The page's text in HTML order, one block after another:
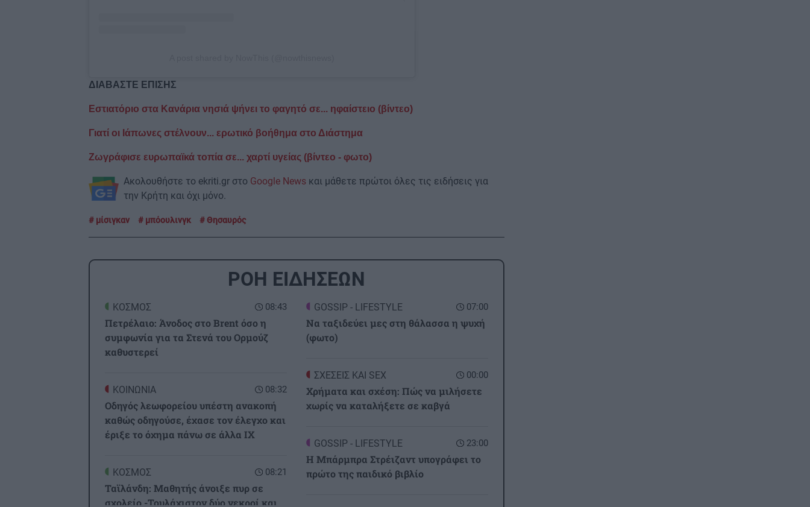
ΔΙΑΒΑΣΤΕ ΕΠΙΣΗΣ
Εστιατόριο στα Κανάρια νησιά ψήνει το φαγητό σε... ηφαίστειο (βίντεο)
Γιατί οι Ιάπωνες στέλνουν... ερωτικό βοήθημα στο Διάστημα
Ζωγράφισε ευρωπαϊκά τοπία σε... χαρτί υγείας (βίντεο - φωτο)
Ακολουθήστε το ekriti.gr στο Google News και μάθετε πρώτοι όλες τις ειδήσεις για
την Κρήτη και όχι μόνο.
μίσιγκαν μπόουλινγκ Θησαυρός
ΡΟΗ ΕΙΔΗΣΕΩΝ
08:43
ΚΟΣΜΟΣ
Πετρέλαιο: Άνοδος στο Brent όσο η
συμφωνία για τα Στενά του Ορμούζ
καθυστερεί
08:32
ΚΟΙΝΩΝΙΑ
Οδηγός λεωφορείου υπέστη ανακοπή
καθώς οδηγούσε, έχασε τον έλεγχο και
έριξε το όχημα πάνω σε άλλα ΙΧ
08:21
ΚΟΣΜΟΣ
Ταϊλάνδη: Μαθητής άνοιξε πυρ σε
σχολείο -Τουλάχιστον δύο νεκροί και
07:00
GOSSIP - LIFESTYLE
Να ταξιδεύει μες στη θάλασσα η ψυχή
(φωτο)
00:00
ΣΧΕΣΕΙΣ ΚΑΙ SEX
Χρήματα και σχέση: Πώς να μιλήσετε
χωρίς να καταλήξετε σε καβγά
23:00
GOSSIP - LIFESTYLE
Η Μπάρμπρα Στρέιζαντ υπογράφει το
πρώτο της παιδικό βιβλίο